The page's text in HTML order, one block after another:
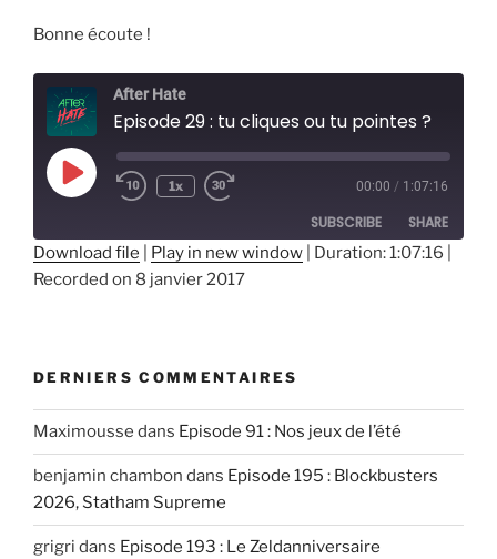
Bonne écoute !
After Hate
Episode 29 : tu cliques ou tu pointes ?
Play
Episode
1x 00:00 / 1:07:16
SUBSCRIBE SHARE
SHARE
EMBED
Download file Play in new window Duration: 1:07:16
Recorded on 8 janvier 2017
DERNIERS COMMENTAIRES
Maximousse dans Episode 91 : Nos jeux de l’été
benjamin chambon dans Episode 195 : Blockbusters
2026, Statham Supreme
grigri dans Episode 193 : Le Zeldanniversaire